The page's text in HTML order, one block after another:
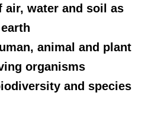
air, water and soil as
animal and plant
organisms
and species